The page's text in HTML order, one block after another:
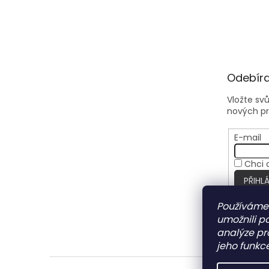
umožnili
analýze
jeho
Vložte
nových
E-mail
Chci